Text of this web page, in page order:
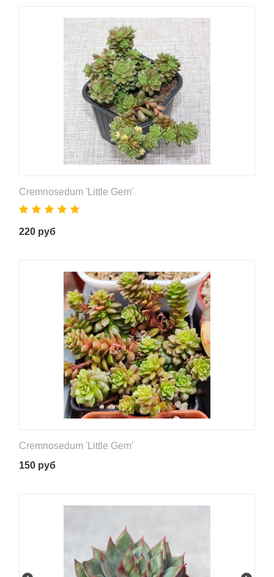
Cremnosedum 'Little Gem'
220 руб
Cremnosedum 'Little Gem'
150 руб